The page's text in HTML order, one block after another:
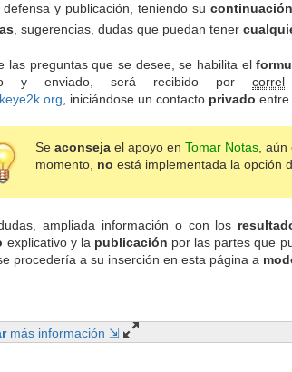
defensa y publicación, teniendo su continuación
, sugerencias, dudas que puedan tener
las preguntas que se desee, se habilita el
y enviado, será recibido por correl
, iniciándose un contacto privado entre
Seaconseja el apoyo enTomar Notas ,
momento, no está implementada la opción
ampliada información o con los
explicativo y la publicación por las partes que
procedería a su inserción en esta página a
más información ⇲